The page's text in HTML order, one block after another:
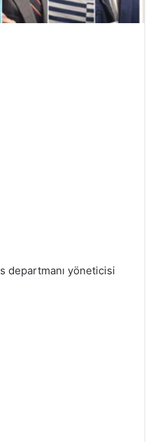
departmanı yöneticisi